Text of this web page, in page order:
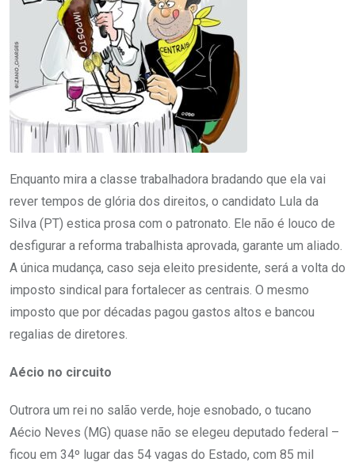
Enquanto mira a classe trabalhadora bradando que ela vai
rever tempos de glória dos direitos, o candidato Lula da
Silva (PT) estica prosa com o patronato. Ele não é louco de
desfigurar a reforma trabalhista aprovada, garante um aliado.
A única mudança, caso seja eleito presidente, será a volta do
imposto sindical para fortalecer as centrais. O mesmo
imposto que por décadas pagou gastos altos e bancou
regalias de diretores.
Aécio no circuito
Outrora um rei no salão verde, hoje esnobado, o tucano
Aécio Neves (MG) quase não se elegeu deputado federal –
ficou em 34º lugar das 54 vagas do Estado, com 85 mil